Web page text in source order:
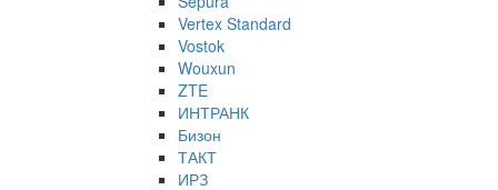
Vertex Standard
Vostok
Wouxun
ZTE
ИНТРАНК
Бизон
ТАКТ
ИРЗ